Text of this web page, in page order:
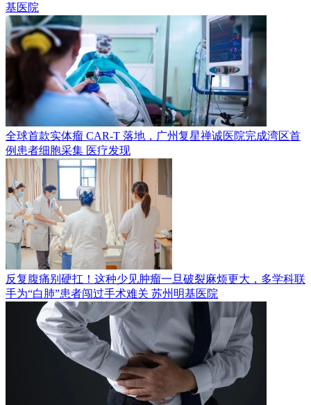
基医院
全球首款实体瘤 CAR-T 落地，广州复星禅诚医院完成湾区首
例患者细胞采集 医疗发现
反复腹痛别硬扛！这种少见肿瘤一旦破裂麻烦更大，多学科联
手为“白肺”患者闯过手术难关 苏州明基医院